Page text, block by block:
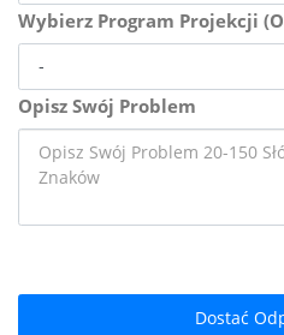
Wybierz Program Projekcji
Opisz Swój Problem
Dostać